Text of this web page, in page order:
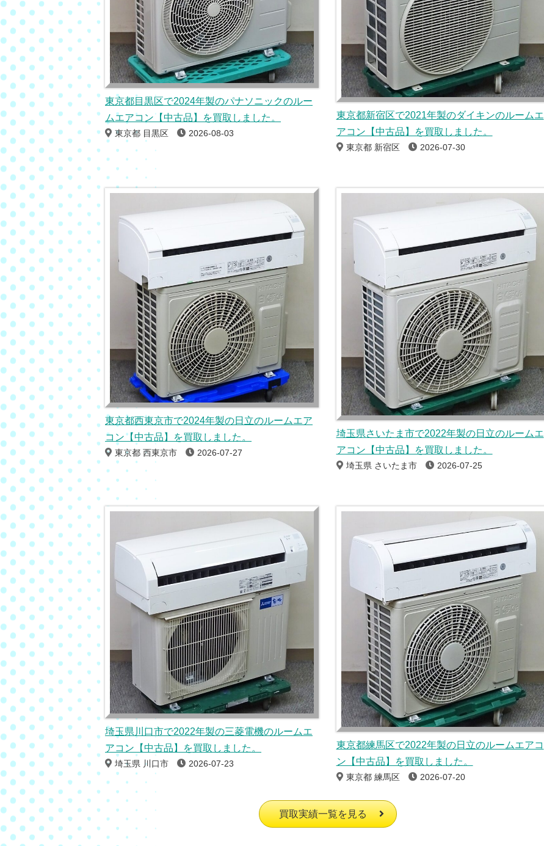
東京都目黒区で2024年製のパナソニックのルー
ムエアコン【中古品】を買取しました。
東京都 目黒区 2026-08-03
東京都新宿区で2021年製のダイキンのルームエ
アコン【中古品】を買取しました。
東京都 新宿区 2026-07-30
東京都西東京市で2024年製の日立のルームエア
コン【中古品】を買取しました。
東京都 西東京市 2026-07-27
埼玉県さいたま市で2022年製の日立のルームエ
アコン【中古品】を買取しました。
埼玉県 さいたま市 2026-07-25
埼玉県川口市で2022年製の三菱電機のルームエ
アコン【中古品】を買取しました。
埼玉県 川口市 2026-07-23
東京都練馬区で2022年製の日立のルームエアコ
ン【中古品】を買取しました。
東京都 練馬区 2026-07-20
買取実績一覧を見る